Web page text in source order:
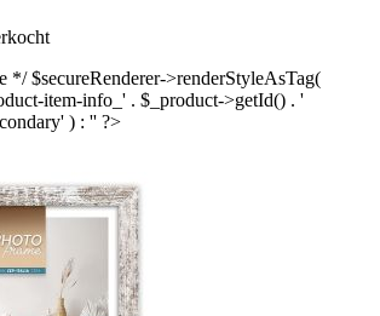
*/ $secureRenderer->renderStyleAsTag(
item-info_' . $_product->getId() . '
) : '' ?>